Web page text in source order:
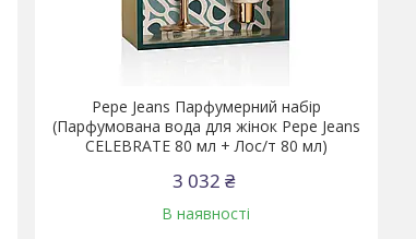
Pepe Jeans Парфумерний набір
(Парфумована вода для жінок Pepe Jeans
CELEBRATE 80 мл + Лос/т 80 мл)
3 032 ₴
В наявності